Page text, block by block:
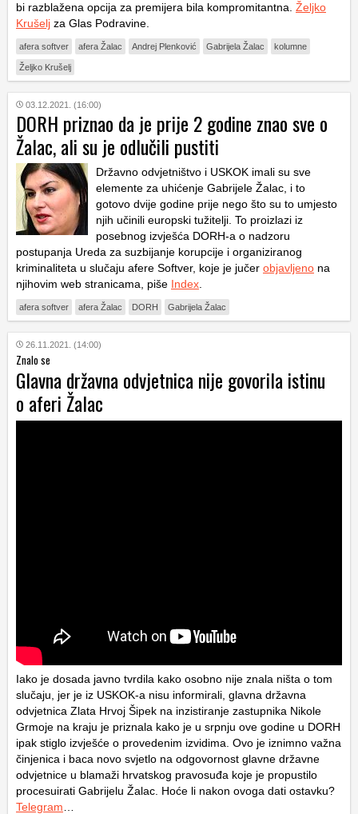
bi razblažena opcija za premijera bila kompromitantna. Željko
Krušelj za Glas Podravine.
afera softver afera Žalac Andrej Plenković Gabrijela Žalac kolumne
Željko Krušelj
03.12.2021. (16:00)
DORH priznao da je prije 2 godine znao sve o
Žalac, ali su je odlučili pustiti
Državno odvjetništvo i USKOK imali su sve
elemente za uhićenje Gabrijele Žalac, i to
gotovo dvije godine prije nego što su to umjesto
njih učinili europski tužitelji. To proizlazi iz
posebnog izvješća DORH-a o nadzoru
postupanja Ureda za suzbijanje korupcije i organiziranog
kriminaliteta u slučaju afere Softver, koje je jučer objavljeno na
njihovim web stranicama, piše Index
afera softver afera Žalac DORH Gabrijela Žalac
26.11.2021. (14:00)
Znalo se
Glavna državna odvjetnica nije govorila istinu
o aferi Žalac
Iako je dosada javno tvrdila kako osobno nije znala ništa o tom
slučaju, jer je iz USKOK-a nisu informirali, glavna državna
odvjetnica Zlata Hrvoj Šipek na inzistiranje zastupnika Nikole
Grmoje na kraju je priznala kako je u srpnju ove godine u DORH
ipak stiglo izvješće o provedenim izvidima. Ovo je iznimno važna
činjenica i baca novo svjetlo na odgovornost glavne državne
odvjetnice u blamaži hrvatskog pravosuđa koje je propustilo
procesuirati Gabrijelu Žalac. Hoće li nakon ovoga dati ostavku?
Telegram